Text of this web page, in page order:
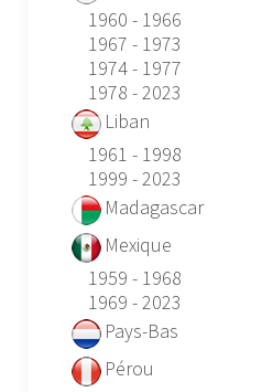
1960 - 1966
1967 - 1973
1974 - 1977
1978 - 2023
Liban
1961 - 1998
1999 - 2023
Madagascar
Mexique
1959 - 1968
1969 - 2023
Pays-Bas
Pérou